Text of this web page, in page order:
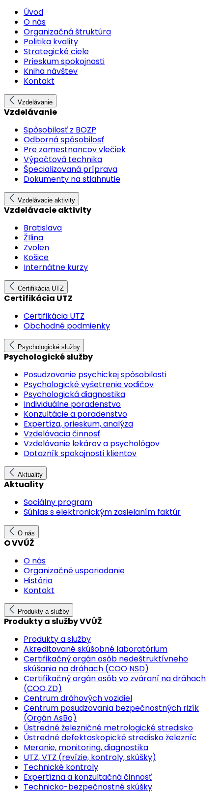
Úvod
O nás
Organizačná štruktúra
Politika kvality
Strategické ciele
Prieskum spokojnosti
Kniha návštev
Kontakt
Vzdelávanie
Vzdelávanie
Spôsobilosť z BOZP
Odborná spôsobilosť
Pre zamestnancov vlečiek
Výpočtová technika
Špecializovaná príprava
Dokumenty na stiahnutie
Vzdelávacie aktivity
Vzdelávacie aktivity
Bratislava
ŽIlina
Zvolen
Košice
Internátne kurzy
Certifikácia UTZ
Certifikácia UTZ
Certifikácia UTZ
Obchodné podmienky
Psychologické služby
Psychologické služby
Posudzovanie psychickej spôsobilosti
Psychologické vyšetrenie vodičov
Psychologická diagnostika
Individuálne poradenstvo
Konzultácie a poradenstvo
Expertíza, prieskum, analýza
Vzdelávacia činnosť
Vzdelávanie lekárov a psychológov
Dotazník spokojnosti klientov
Aktuality
Aktuality
Sociálny program
Súhlas s elektronickým zasielaním faktúr
O nás
O VVÚŽ
O nás
Organizačné usporiadanie
História
Kontakt
Produkty a služby
Produkty a služby VVÚŽ
Produkty a služby
Akreditované skúšobné laboratórium
Certifikačný orgán osôb nedeštruktívneho
skúšania na dráhach (COO NSD)
Certifikačný orgán osôb vo zváraní na dráhach
(COO ZD)
Centrum dráhových vozidiel
Centrum posudzovania bezpečnostných rizík
(Orgán AsBo)
Ústredné železničné metrologické stredisko
Ústredné defektoskopické stredisko železníc
Meranie, monitoring, diagnostika
UTZ, VTZ (revízie, kontroly, skúšky)
Technické kontroly
Expertízna a konzultačná činnosť
Technicko-bezpečnostné skúšky